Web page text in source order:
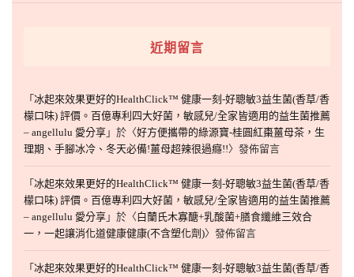
近期留言
「冰起來效果更好的HealthClick™ 健康一刻-好聰敏3益生菌(香草/香
檬口味) 評價。百億專利四大好菌，敏感兒/全家皆適用的益生菌推薦
– angellulu 愛分享 」於〈好方便攜帶的綠源寶-桂圓紅棗薑母茶，生
理期、手腳冰冷、冬天必備!薑母超辣很過癮!!〉發佈留言
「冰起來效果更好的HealthClick™ 健康一刻-好聰敏3益生菌(香草/香
檬口味) 評價。百億專利四大好菌，敏感兒/全家皆適用的益生菌推薦
– angellulu 愛分享 」於〈白蘭氏木寡醣+乳酸菌+膳食纖維三效合
一，一起讓消化道健康健康(不含塑化劑)〉發佈留言
「冰起來效果更好的HealthClick™ 健康一刻-好聰敏3益生菌(香草/香